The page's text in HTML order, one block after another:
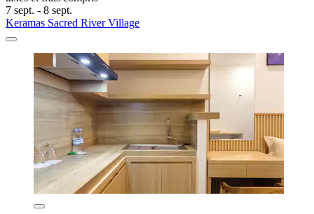
7 sept. - 8 sept.
Keramas Sacred River Village